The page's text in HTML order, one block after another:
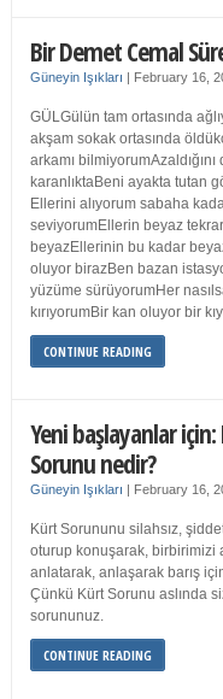
Bir Demet Cemal
Güneyin Işıkları | February 16,
GÜLGülün tam ortasında
akşam sokak ortasında
arkamı
karanlıktaBeni ayakta tutan
Ellerini alıyorum sabaha
seviyorumEllerin beyaz
beyazEllerinin bu kadar
oluyor birazBen bazan
yüzüme sürüyorumHer
kırıyorumBir kan oluyor bir
CONTINUE READING
Yeni başlayanlar
Sorunu nedir?
Güneyin Işıkları | February 16,
Kürt Sorununu silahsız,
oturup konuşarak, birbirimizi
anlatarak, anlaşarak barış
Çünkü Kürt Sorunu aslında
sorununuz.
CONTINUE READING